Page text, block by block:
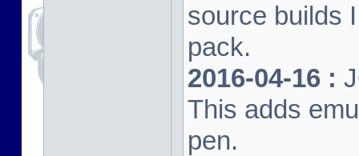
source builds
pack.
2016-04-16 :
This adds
pen.